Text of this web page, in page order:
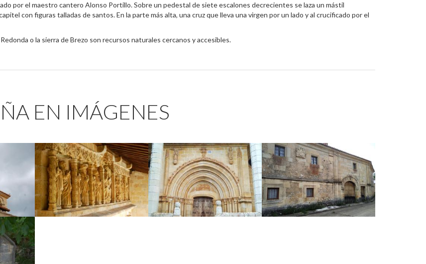
por el maestro cantero Alonso Portillo. Sobre un pedestal de siete escalones decrecientes se laza un mástil
con figuras talladas de santos. En la parte más alta, una cruz que lleva una virgen por un lado y al crucificado por el
o la sierra de Brezo son recursos naturales cercanos y accesibles.
EN IMÁGENES